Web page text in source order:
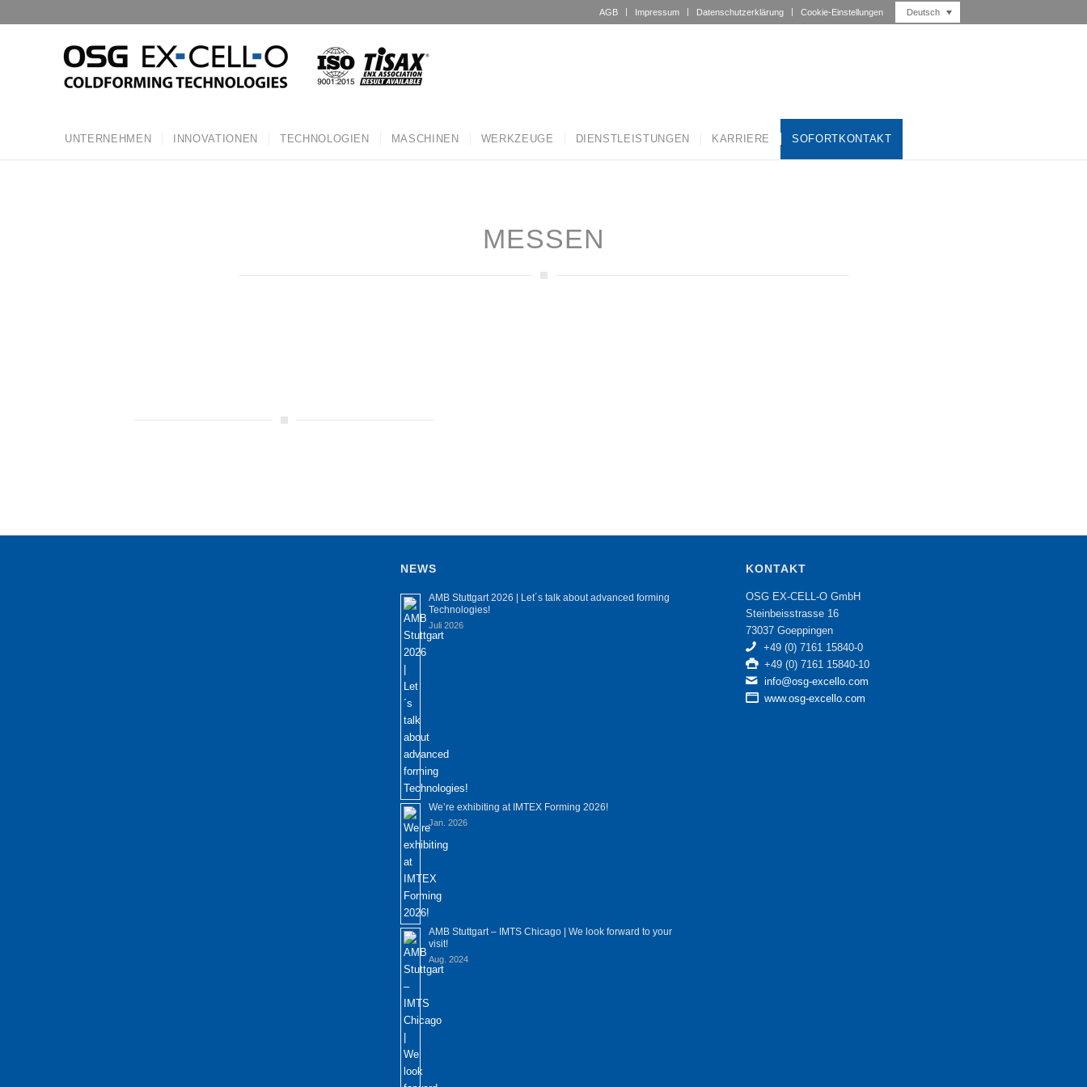
AGB Impressum Datenschutzerklärung Cookie-Einstellungen Deutsch
UNTERNEHMEN INNOVATIONEN TECHNOLOGIEN MASCHINEN WERKZEUGE DIENSTLEISTUNGEN KARRIERE SOFORTKONTAKT
MESSEN
NEWS
AMB Stuttgart 2026 | Let´s talk about advanced forming
Technologies!
Juli 2026
We’re exhibiting at IMTEX Forming 2026!
Jan. 2026
AMB Stuttgart – IMTS Chicago | We look forward to your
visit!
Aug. 2024
KONTAKT
OSG EX-CELL-O GmbH
Steinbeisstrasse 16
73037 Goeppingen
+49 (0) 7161 15840-0
+49 (0) 7161 15840-10
info@osg-excello.com
www.osg-excello.com